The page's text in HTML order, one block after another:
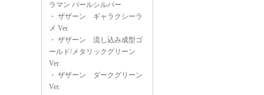
ラマン パールシルバー
・ ザザーン ギャラクシーラ
メ Ver.
・ ザザーン 流し込み成型ゴ
ールド/メタリックグリーン
Ver.
・ ザザーン ダークグリーン
Ver.